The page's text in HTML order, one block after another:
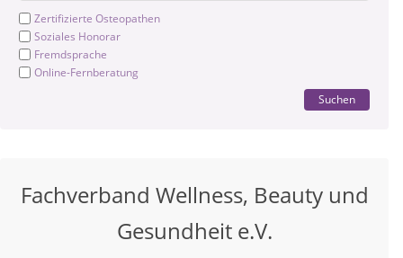
Zertifizierte Osteopathen
Soziales Honorar
Fremdsprache
Online-Fernberatung
Suchen
Fachverband Wellness, Beauty und
Gesundheit e.V.